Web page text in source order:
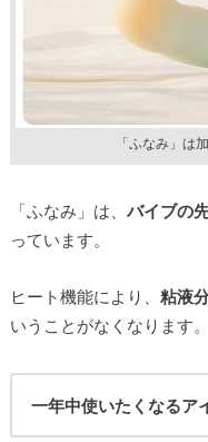
「ふなみ」は
「ふなみ」は、 バイブの
っています。
ヒート機能により、 粘液
いうことがなくなります。
一年中使いたくなるア